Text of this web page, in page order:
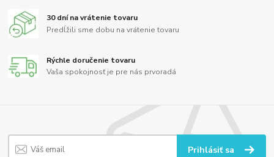
30 dní na vrátenie tovaru
Predĺžili sme dobu na vrátenie tovaru
Rýchle doručenie tovaru
Vaša spokojnosť je pre nás prvoradá
Prihlásiť sa